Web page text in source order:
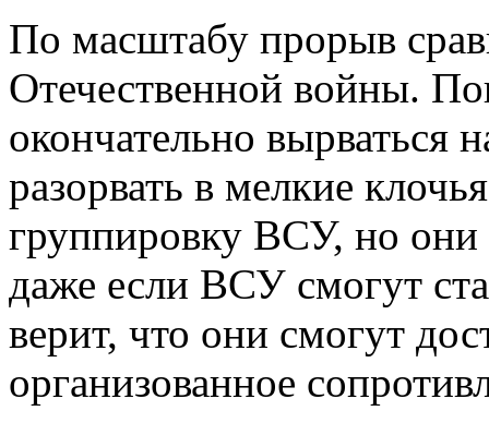
По масштабу прорыв
Отечественной войны.
окончательно вырваться
разорвать в мелкие
группировку ВСУ, но они
даже если ВСУ смогут
верит, что они смогут
организованное